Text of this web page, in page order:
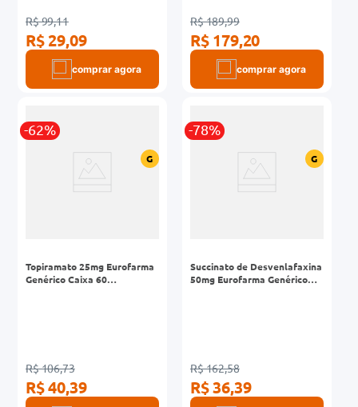
R$ 99,11
R$ 29,09
comprar agora
R$ 189,99
R$ 179,20
comprar agora
-62%
G
Topiramato 25mg Eurofarma
Genérico Caixa 60
R$ 106,73
R$ 40,39
-78%
G
Succinato de Desvenlafaxina
50mg Eurofarma Genérico
R$ 162,58
R$ 36,39